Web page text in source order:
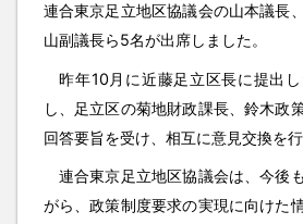
連合東京足立地区協議会の山本議長
山副議長ら5名が出席しました。
昨年10月に近藤足立区長に提出
し、足立区の菊地財政課長、鈴木政
回答要旨を受け、相互に意見交換を行
連合東京足立地区協議会は、今後
がら、政策制度要求の実現に向けた